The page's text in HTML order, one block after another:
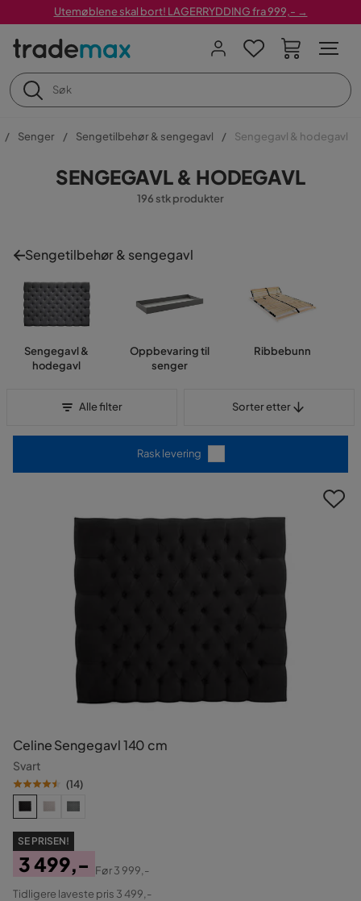
Utemøblene skal bort! LAGERRYDDING fra 999,- →
Senger Sengetilbehør & sengegavl Sengegavl & hodegavl
SENGEGAVL & HODEGAVL
196 stk produkter
Sengetilbehør & sengegavl
Sengegavl &
hodegavl
Oppbevaring til
senger
Ribbebunn
Alle filter Sorter etter
Rask levering
Celine Sengegavl 140 cm
Svart
(14)
SE PRISEN!
Pris
3 499,-
Original
Før3 999,-
Tidligere laveste pris 3 499,-